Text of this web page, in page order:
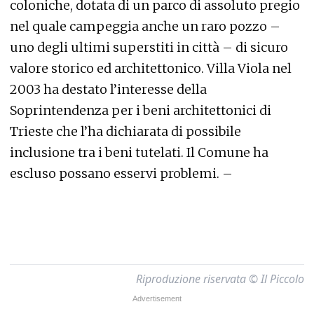
coloniche, dotata di un parco di assoluto pregio
nel quale campeggia anche un raro pozzo –
uno degli ultimi superstiti in città – di sicuro
valore storico ed architettonico. Villa Viola nel
2003 ha destato l’interesse della
Soprintendenza per i beni architettonici di
Trieste che l’ha dichiarata di possibile
inclusione tra i beni tutelati. Il Comune ha
escluso possano esservi problemi. –
Riproduzione riservata © Il Piccolo